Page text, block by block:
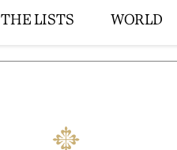
THE LISTS WORLD